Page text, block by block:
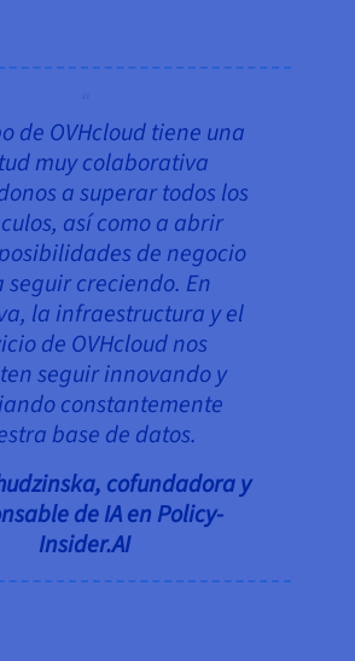
de OVHcloud tiene una
muy colaborativa
a superar todos los
así como a abrir
de negocio
seguir creciendo. En
la infraestructura y el
de OVHcloud nos
seguir innovando y
constantemente
base de datos.
cofundadora y
de IA en Policy-
Insider.AI